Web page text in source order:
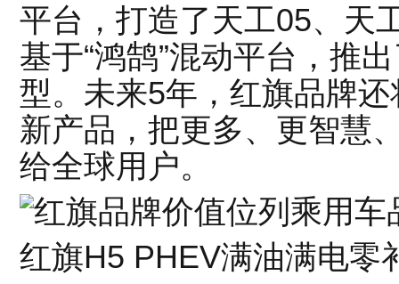
平台，打造了天工05、天
基于“鸿鹄”混动平台，推
型。未来5年，红旗品牌
新产品，把更多、更智慧
给全球用户。
红旗H5 PHEV满油满电零